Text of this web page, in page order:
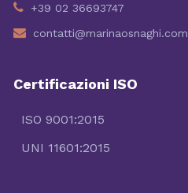
+39 02 36693747
contatti@marinaosnaghi.com
Certificazioni ISO
ISO 9001:2015
UNI 11601:2015